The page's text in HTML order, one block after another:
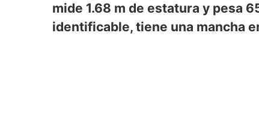
mide 1.68 m de estatura y pesa
identificable, tiene una mancha